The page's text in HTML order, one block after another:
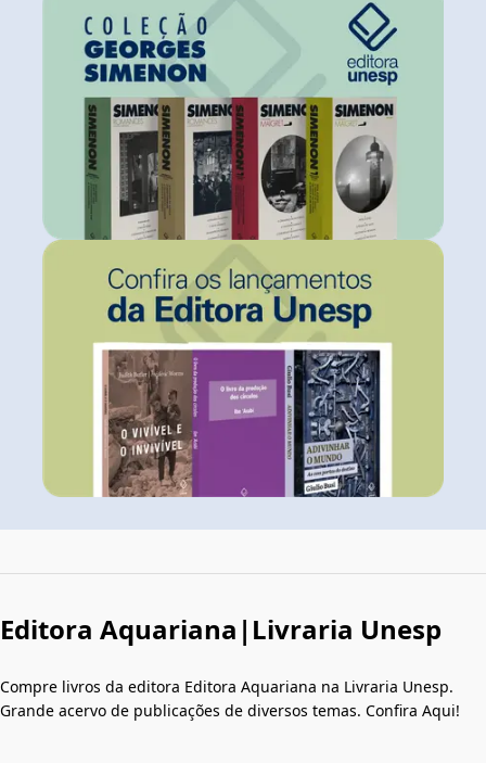
Editora Aquariana|Livraria Unesp
Compre livros da editora Editora Aquariana na Livraria Unesp.
Grande acervo de publicações de diversos temas. Confira Aqui!